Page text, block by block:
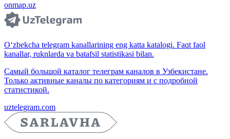
onmap.uz
O‘zbekcha telegram kanallarining eng katta katalogi. Faqt faol
kanallar, ruknlarda va batafsil statistikasi bilan.
Самый большой каталог телеграм каналов в Узбекистане.
Только активные каналы по категориям и с подробной
статистикой.
uztelegram.com